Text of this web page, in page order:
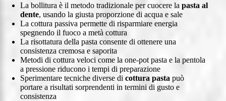
La bollitura è il metodo tradizionale per cuocere la pasta al
dente, usando la giusta proporzione di acqua e sale
La cottura passiva permette di risparmiare energia
spegnendo il fuoco a metà cottura
La risottatura della pasta consente di ottenere una
consistenza cremosa e saporita
Metodi di cottura veloci come la one-pot pasta e la pentola
a pressione riducono i tempi di preparazione
Sperimentare tecniche diverse di cottura pasta può
portare a risultati sorprendenti in termini di gusto e
consistenza